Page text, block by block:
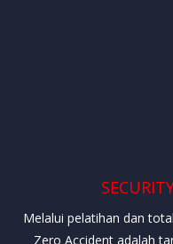
Melalui pelatihan dan
Zero Accident adalah